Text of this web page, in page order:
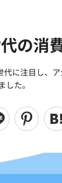
の消
代に注目し、
た。